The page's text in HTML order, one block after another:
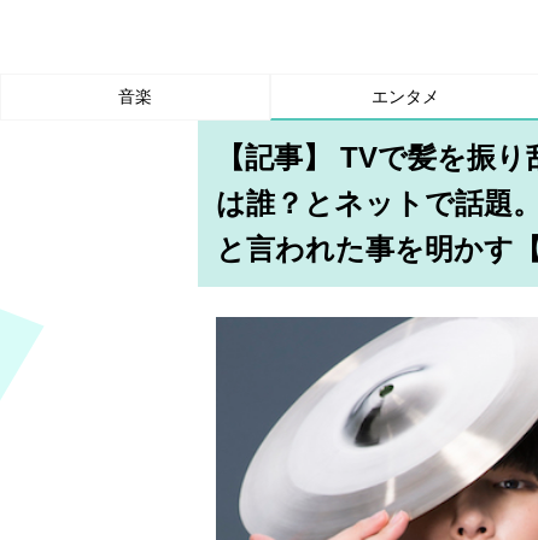
音楽 エンタメ
【記事】 TVで髪を振
は誰？とネットで話題
と言われた事を明かす